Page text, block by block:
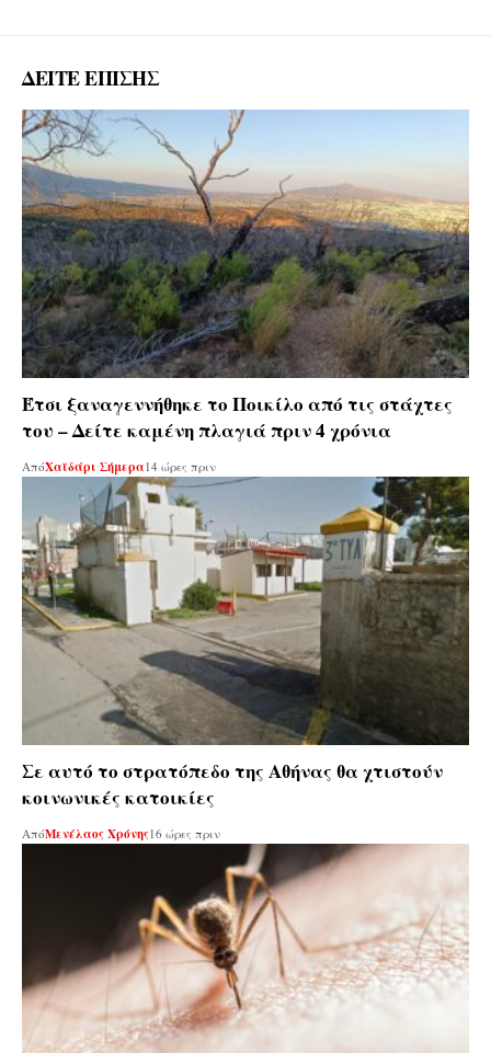
ΔΕΙΤΕ ΕΠΙΣΗΣ
Έτσι ξαναγεννήθηκε το Ποικίλο από τις στάχτες
του – Δείτε καμένη πλαγιά πριν 4 χρόνια
ΑπόΧαϊδάρι Σήμερα 14 ώρες πριν
Σε αυτό το στρατόπεδο της Αθήνας θα χτιστούν
κοινωνικές κατοικίες
ΑπόΜενέλαος Χρόνης16 ώρες πριν